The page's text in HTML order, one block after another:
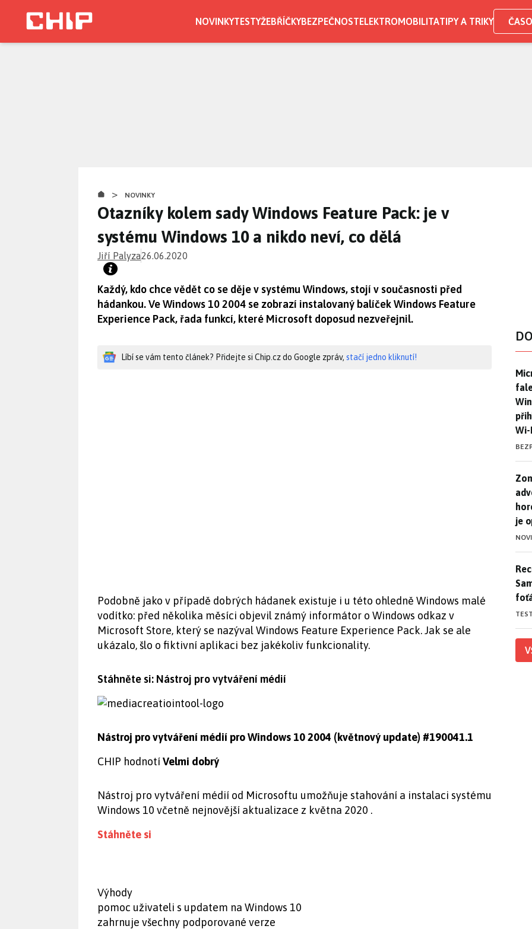
NOVINKYTESTYŽEBŘÍČKYBEZPEČNOSTELEKTROMOBILITATIPY A TRIKY
> NOVINKY
Otazníky kolem sady Windows Feature Pack: je v
systému Windows 10 a nikdo neví, co dělá
Jiří Palyza26.06.2020
Každý, kdo chce vědět co se děje v systému Windows, stojí v současnosti před
hádankou. Ve Windows 10 2004 se zobrazí instalovaný balíček Windows Feature
Experience Pack, řada funkcí, které Microsoft doposud nezveřejnil.
Líbí se vám tento článek? Přidejte si Chip.cz do Google zpráv, stačí jedno kliknutí!
Podobně jako v případě dobrých hádanek existuje i u této ohledně Windows malé
vodítko: před několika měsíci objevil známý informátor o Windows odkaz v
Microsoft Store, který se nazýval Windows Feature Experience Pack. Jak se ale
ukázalo, šlo o fiktivní aplikaci bez jakékoliv funkcionality.
Stáhněte si: Nástroj pro vytváření médií
Nástroj pro vytváření médií pro Windows 10 2004 (květnový update) #190041.1
CHIP hodnotíVelmi dobrý
Nástroj pro vytváření médií od Microsoftu umožňuje stahování a instalaci systému
Windows 10 včetně nejnovější aktualizace z května 2020 .
Stáhněte si
Výhody
pomoc uživateli s updatem na Windows 10
zahrnuje všechny podporované verze
Wi-
je